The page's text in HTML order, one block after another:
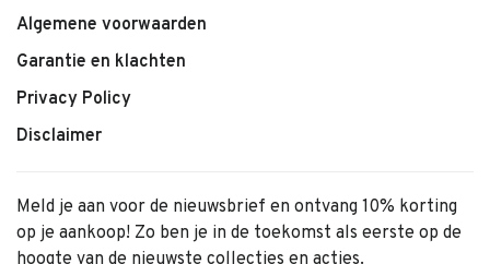
Algemene voorwaarden
Garantie en klachten
Privacy Policy
Disclaimer
Meld je aan voor de nieuwsbrief en ontvang 10% korting
op je aankoop! Zo ben je in de toekomst als eerste op de
hoogte van de nieuwste collecties en acties.